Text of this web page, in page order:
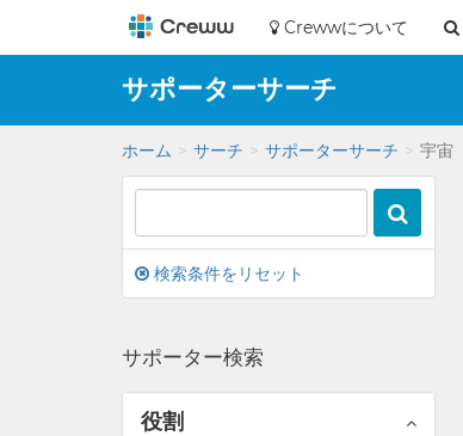
Crewwについて
サポーターサーチ
ホーム サーチ サポーターサーチ 宇宙
検索条件をリセット
サポーター検索
役割